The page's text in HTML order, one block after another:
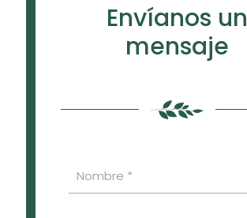
Envíanos un
mensaje